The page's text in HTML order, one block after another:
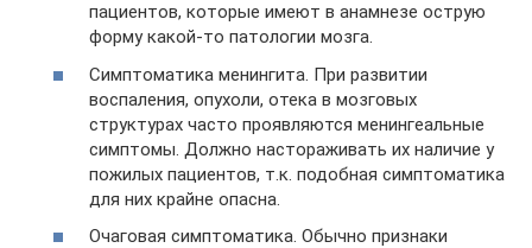
пациентов, которые имеют в анамнезе острую
форму какой-то патологии мозга.
Симптоматика менингита. При развитии
воспаления, опухоли, отека в мозговых
структурах часто проявляются менингеальные
симптомы. Должно настораживать их наличие у
пожилых пациентов, т.к. подобная симптоматика
для них крайне опасна.
Очаговая симптоматика. Обычно признаки